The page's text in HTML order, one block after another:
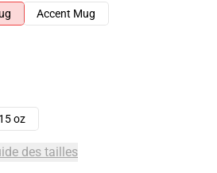
Accent Mug
15 oz
des tailles